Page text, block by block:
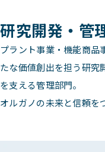
研究開発・管
プラント事業・機能商品
たな価値創出を担う研究
を支える管理部門。
オルガノの未来と信頼を